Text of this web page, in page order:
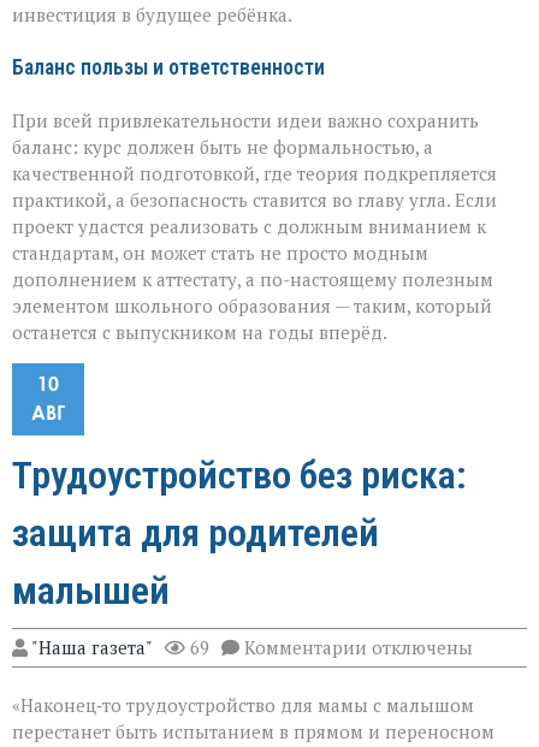
инвестиция в будущее ребёнка.
Баланс пользы и ответственности
При всей привлекательности идеи важно сохранить
баланс: курс должен быть не формальностью, а
качественной подготовкой, где теория подкрепляется
практикой, а безопасность ставится во главу угла. Если
проект удастся реализовать с должным вниманием к
стандартам, он может стать не просто модным
дополнением к аттестату, а по-настоящему полезным
элементом школьного образования — таким, который
останется с выпускником на годы вперёд.
10
АВГ
Трудоустройство без риска:
защита для родителей
малышей
"Наша газета" 69 Комментарии к
записи
без
риска:
отключены
«Наконец‑то трудоустройство для мамы с малышом
перестанет быть испытанием в прямом и переносном